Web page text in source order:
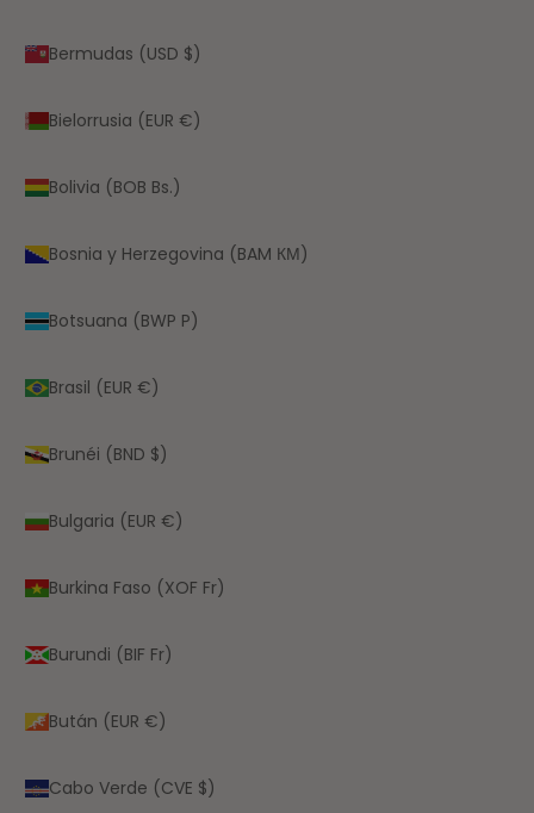
Bermudas (USD $)
Bielorrusia (EUR €)
Bolivia (BOB Bs.)
Bosnia y Herzegovina (BAM КМ)
Botsuana (BWP P)
Brasil (EUR €)
Brunéi (BND $)
Bulgaria (EUR €)
Burkina Faso (XOF Fr)
Burundi (BIF Fr)
Bután (EUR €)
Cabo Verde (CVE $)